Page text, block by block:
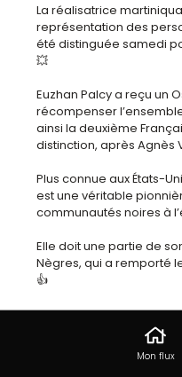
La réalisatrice
représentation des
été distinguée samedi
💥
Euzhan Palcy a reçu un
récompenser
ainsi la deuxième
distinction, après Agnès
Plus connue aux États-
est une véritable
communautés noires à
Elle doit une partie de
Nègres, qui a remporté
👍
Toute la Martinique dit
représente déjà depuis
Mon flux